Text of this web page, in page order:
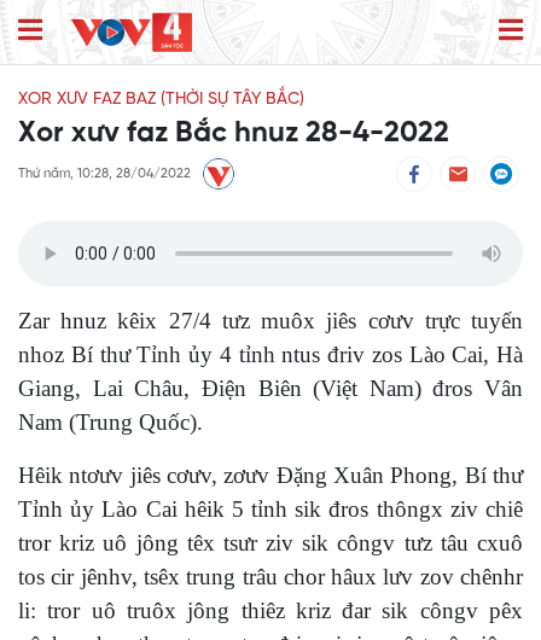
XOR XƯV FAZ BAZ (THỜI SỰ TÂY BẮC)
Xor xưv faz Bắc hnuz 28-4-2022
Thứ năm, 10:28, 28/04/2022
Zar hnuz kêix 27/4 tưz muôx jiês cơưv trực tuyến
nhoz Bí thư Tỉnh ủy 4 tỉnh ntus đriv zos Lào Cai, Hà
Giang, Lai Châu, Điện Biên (Việt Nam) đros Vân
Nam (Trung Quốc).
Hêik ntơưv jiês cơưv, zơưv Đặng Xuân Phong, Bí thư
Tỉnh ủy Lào Cai hêik 5 tỉnh sik đros thôngx ziv chiê
tror kriz uô jông têx tsưr ziv sik côngv tưz tâu cxuô
tos cir jênhv, tsêx trung trâu chor hâux lưv zov chênhr
li: tror uô truôx jông thiêz kriz đar sik côngv pêx